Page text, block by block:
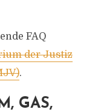
FAQ
der Justiz
.
GAS,